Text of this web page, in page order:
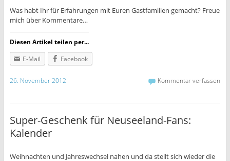
Was habt Ihr für Erfahrungen mit Euren Gastfamilien gemacht? Freue
mich über Kommentare…
Diesen Artikel teilen per...
E-Mail
Facebook
26. November 2012 Kommentar verfassen
Super-Geschenk für Neuseeland-Fans:
Kalender
Weihnachten und Jahreswechsel nahen und da stellt sich wieder die